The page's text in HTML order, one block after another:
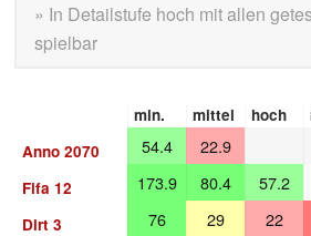
» In Detailstufe hoch mit allen
spielbar
min. mittel hoch
Anno 2070
54.4 22.9
Fifa 12 173.9 80.4 57.2
Dirt 3 76 29 22